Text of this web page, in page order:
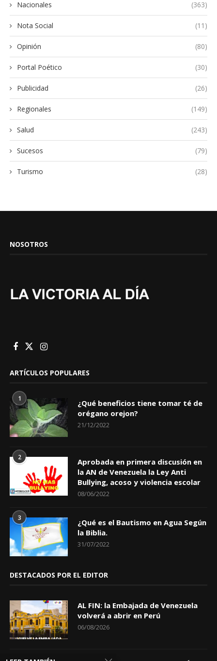
Nacionales (363)
Nota Social (11)
Opinión (80)
Portal Poético (30)
Publicidad (26)
Regionales (149)
Salud (243)
Sucesos (79)
Turismo (28)
NOSOTROS
ARTÍCULOS POPULARES
1
¿Qué beneficios tiene tomar té de
orégano orejon?
21/12/2022
2
Aprobada en primera discusión en
la AN de Venezuela la Ley Anti
Bullying, acoso y violencia escolar
08/06/2022
3
¿Qué es el Bautismo en Agua Según
la Biblia.
31/07/2022
DESTACADOS POR EL EDITOR
AL FIN: la Embajada de Venezuela
volverá a abrir en Perú
06/08/2026